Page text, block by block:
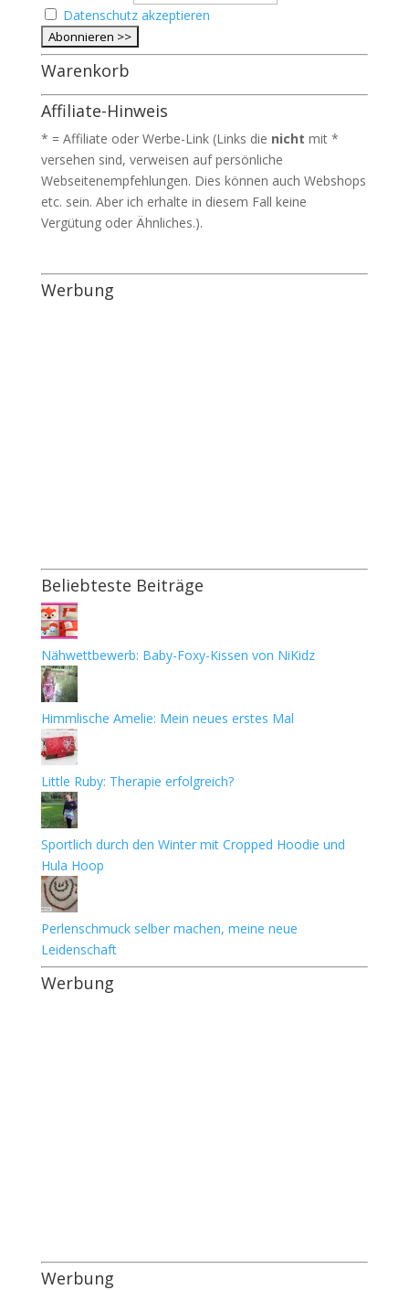
Datenschutz akzeptieren
Warenkorb
Affiliate-Hinweis
* = Affiliate oder Werbe-Link (Links die nicht mit *
versehen sind, verweisen auf persönliche
Webseitenempfehlungen. Dies können auch Webshops
etc. sein. Aber ich erhalte in diesem Fall keine
Vergütung oder Ähnliches.).
Werbung
Beliebteste Beiträge
Nähwettbewerb: Baby-Foxy-Kissen von NiKidz
Himmlische Amelie: Mein neues erstes Mal
Little Ruby: Therapie erfolgreich?
Sportlich durch den Winter mit Cropped Hoodie und
Hula Hoop
Perlenschmuck selber machen, meine neue
Leidenschaft
Werbung
Werbung